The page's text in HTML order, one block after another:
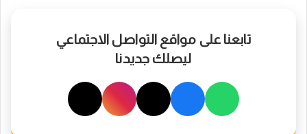
تابعنا على مواقع التواصل الاجتماعي
ليصلك جديدنا